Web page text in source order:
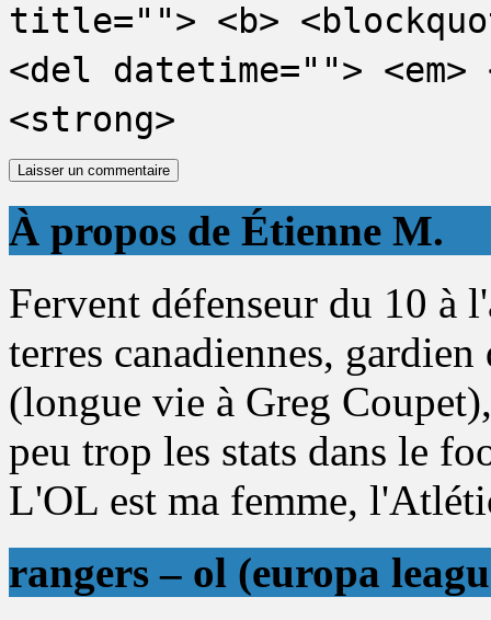
title=""> <b>
<del datetime="">
<strong>
À propos de Étienne M.
Fervent défenseur du 10 à
terres canadiennes, gardien
(longue vie à Greg
peu trop les stats dans le
L'OL est ma femme,
rangers – ol (europa